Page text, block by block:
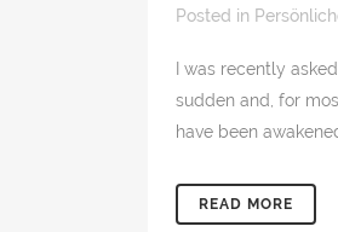
Posted in
I was recently
sudden and, for
have been
READ MORE